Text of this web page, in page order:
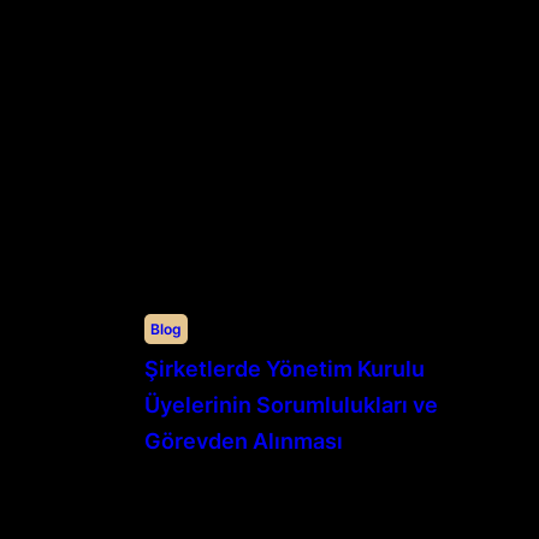
Blog
Şirketlerde Yönetim Kurulu
Üyelerinin Sorumlulukları ve
Görevden Alınması